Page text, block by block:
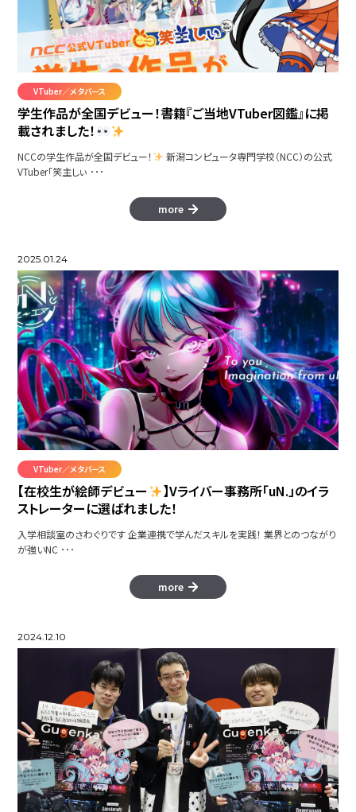
VTuber／メタバース
学生作品が全国デビュー！書籍『ご当地VTuber図鑑』に掲
載されました！
NCCの学生作品が全国デビュー！
新潟コンピュータ専門学校（NCC）の公式
VTuber「笑主しぃ ･･･
more
2025.01.24
VTuber／メタバース
【在校生が絵師デビュー
】Vライバー事務所「uN.」のイラ
ストレーターに選ばれました！
入学相談室のさわぐりです 企業連携で学んだスキルを実践！ 業界とのつながり
が強いNC ･･･
more
2024.12.10